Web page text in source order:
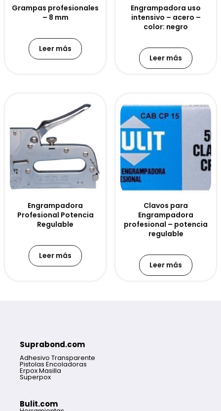
Grampas profesionales
– 8 mm
Leer más
Engrampadora uso
intensivo – acero –
color: negro
Leer más
Engrampadora
Profesional Potencia
Regulable
Leer más
Clavos para
Engrampadora
profesional – potencia
regulable
Leer más
Suprabond.com
Adhesivo Transparente
Pistolas Encoladoras
Erpox Masilla
Superpox
Bulit.com